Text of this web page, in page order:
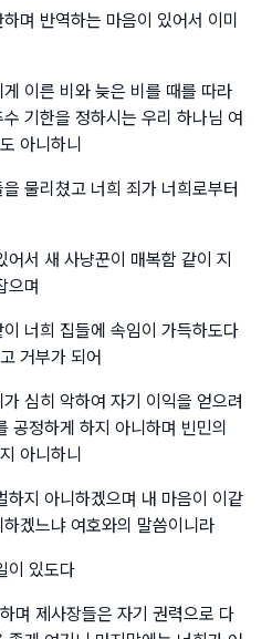
며 반역하는 마음이 있어서 이미
이른 비와 늦은 비를 때를 따라
기한을 정하시는 우리 하나님 여
아니하니
물리쳤고 너희 죄가 너희로부터
어서 새 사냥꾼이 매복함 같이 지
으며
너희 집들에 속임이 가득하도다
거부가 되어
심히 악하여 자기 이익을 얻으려
공정하게 하지 아니하며 빈민의
아니하니
하지 아니하겠으며 내 마음이 이같
겠느냐 여호와의 말씀이니라
이 있도다
며 제사장들은 자기 권력으로 다